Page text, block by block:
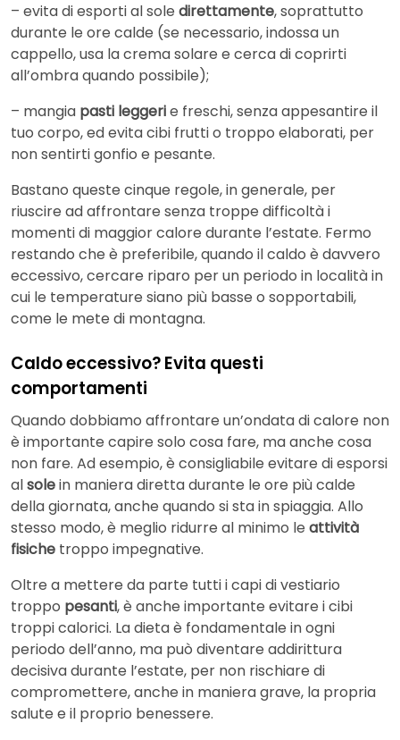
– evita di esporti al sole direttamente, soprattutto
durante le ore calde (se necessario, indossa un
cappello, usa la crema solare e cerca di coprirti
all’ombra quando possibile);
– mangia pasti leggerie freschi, senza appesantire il
tuo corpo, ed evita cibi frutti o troppo elaborati, per
non sentirti gonfio e pesante.
Bastano queste cinque regole, in generale, per
riuscire ad affrontare senza troppe difficoltà i
momenti di maggior calore durante l’estate. Fermo
restando che è preferibile, quando il caldo è davvero
eccessivo, cercare riparo per un periodo in località in
cui le temperature siano più basse o sopportabili,
come le mete di montagna.
Caldo eccessivo? Evita questi
comportamenti
Quando dobbiamo affrontare un’ondata di calore non
è importante capire solo cosa fare, ma anche cosa
non fare. Ad esempio, è consigliabile evitare di esporsi
alsolein maniera diretta durante le ore più calde
della giornata, anche quando si sta in spiaggia. Allo
stesso modo, è meglio ridurre al minimo le attività
fisiche troppo impegnative.
Oltre a mettere da parte tutti i capi di vestiario
troppo pesanti, è anche importante evitare i cibi
troppi calorici. La dieta è fondamentale in ogni
periodo dell’anno, ma può diventare addirittura
decisiva durante l’estate, per non rischiare di
compromettere, anche in maniera grave, la propria
salute e il proprio benessere.